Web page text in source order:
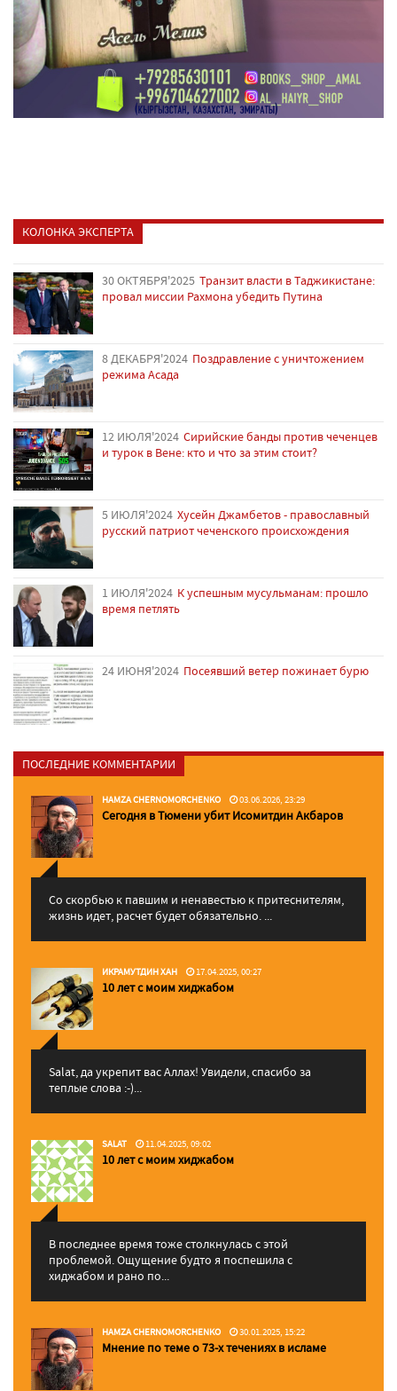
КОЛОНКА ЭКСПЕРТА
30 ОКТЯБРЯ'2025 Транзит власти в Таджикистане:
провал миссии Рахмона убедить Путина
8 ДЕКАБРЯ'2024 Поздравление с уничтожением
режима Асада
12 ИЮЛЯ'2024 Сирийские банды против чеченцев
и турок в Вене: кто и что за этим стоит?
5 ИЮЛЯ'2024 Хусейн Джамбетов - православный
русский патриот чеченского происхождения
1 ИЮЛЯ'2024 К успешным мусульманам: прошло
время петлять
24 ИЮНЯ'2024 Посеявший ветер пожинает бурю
ПОСЛЕДНИЕ КОММЕНТАРИИ
HAMZA CHERNOMORCHENKO 03.06.2026, 23:29
Сегодня в Тюмени убит Исомитдин Акбаров
Со скорбью к павшим и ненавестью к притеснителям,
жизнь идет, расчет будет обязательно. ...
ИКРАМУТДИН ХАН 17.04.2025, 00:27
10 лет с моим хиджабом
Salat, да укрепит вас Аллаx! Увидели, спасибо за
теплые слова :-)...
SALAT 11.04.2025, 09:02
10 лет с моим хиджабом
В последнее время тоже столкнулась с этой
проблемой. Ощущение будто я поспешила с
хиджабом и рано по...
HAMZA CHERNOMORCHENKO 30.01.2025, 15:22
Мнение по теме о 73-х течениях в исламе